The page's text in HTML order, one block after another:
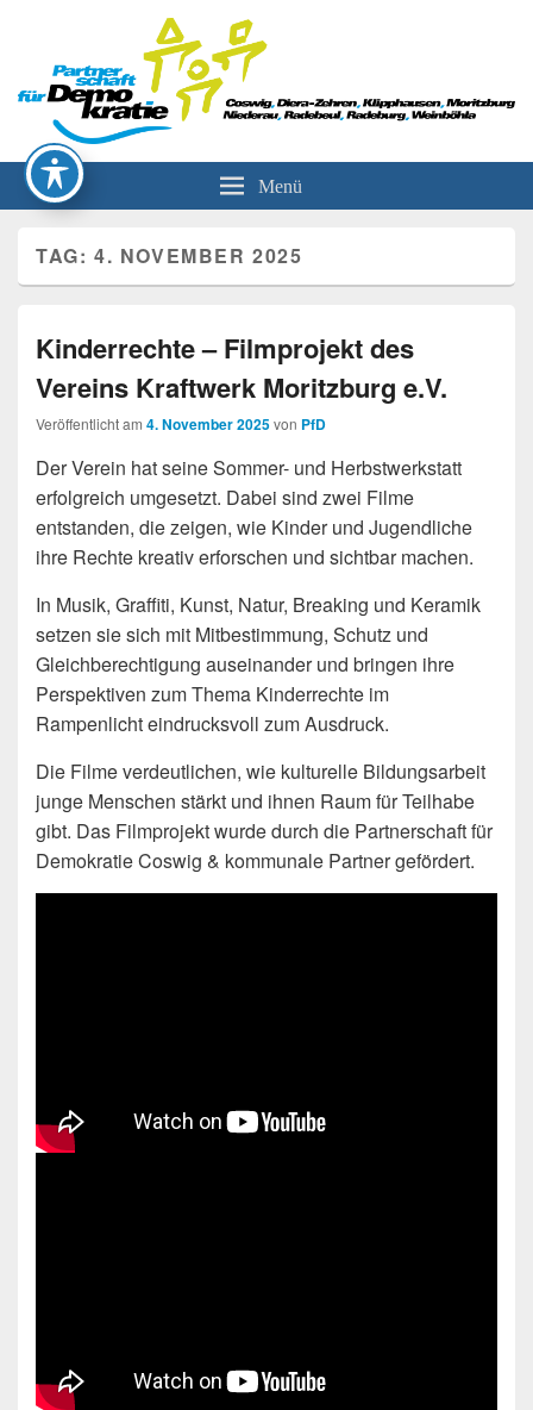
Partnerschaft für Demokratie
Menü
TAG: 4. NOVEMBER 2025
Kinderrechte – Filmprojekt des
Vereins Kraftwerk Moritzburg e.V.
Veröffentlicht am 4. November 2025von PfD
Der Verein hat seine Sommer- und Herbstwerkstatt
erfolgreich umgesetzt. Dabei sind zwei Filme
entstanden, die zeigen, wie Kinder und Jugendliche
ihre Rechte kreativ erforschen und sichtbar machen.
In Musik, Graffiti, Kunst, Natur, Breaking und Keramik
setzen sie sich mit Mitbestimmung, Schutz und
Gleichberechtigung auseinander und bringen ihre
Perspektiven zum Thema Kinderrechte im
Rampenlicht eindrucksvoll zum Ausdruck.
Die Filme verdeutlichen, wie kulturelle Bildungsarbeit
junge Menschen stärkt und ihnen Raum für Teilhabe
gibt. Das Filmprojekt wurde durch die Partnerschaft für
Demokratie Coswig & kommunale Partner gefördert.